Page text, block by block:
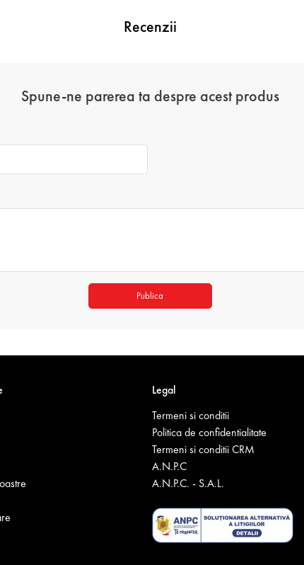
Recenzii
Spune-ne parerea ta despre acest produs
Publica
Legal
Termeni si conditii
Politica de confidentialitate
Termeni si conditii CRM
A.N.P.C
A.N.P.C. - S.A.L.